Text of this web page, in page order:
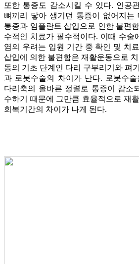
또한 통증도 감소시킬 수 있다. 인공
뼈끼리 닿아 생기던 통증이 없어지는
통증과 임플란트 삽입으로 인한 불편
수적인 치료가 필수적이다. 이때 수술
염의 우려는 입원 기간 중 확인 및 치
삽입에 의한 불편함은 재활운동으로
동의 기초 단계인 다리 구부리기와 펴
과 로봇수술의 차이가 난다. 로봇수
다리축의 올바른 정렬로 통증이 감소
수하기 때문에 그만큼 효율적으로 재
회복기간의 차이가 나게 된다.